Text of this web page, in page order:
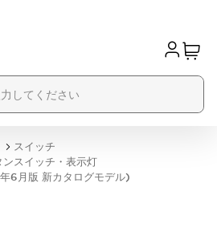
スイッチ
スイッチ・表示灯
6月版 新カタログモデル)